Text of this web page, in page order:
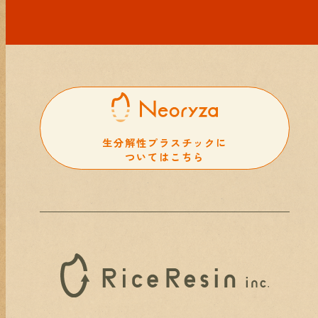
生分解性プラスチックに
ついてはこちら